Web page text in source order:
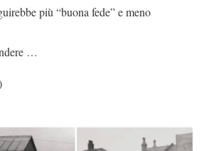
più “buona fede” e meno
…